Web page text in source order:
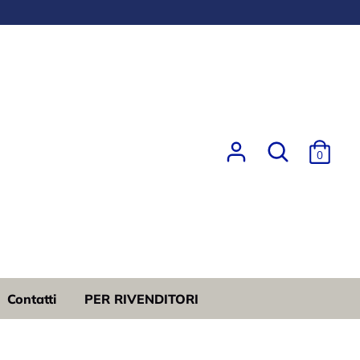
Ricerca
0
Contatti PER RIVENDITORI